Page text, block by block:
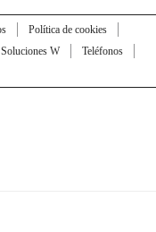
Política de cookies
Soluciones W
Teléfonos